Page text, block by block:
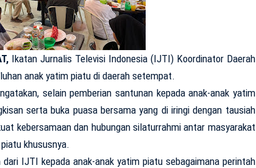
Ikatan Jurnalis Televisi Indonesia (IJTI) Koordinator Daerah
anak yatim piatu di daerah setempat.
selain pemberian santunan kepada anak-anak yatim
serta buka puasa bersama yang di iringi dengan tausiah
kebersamaan dan hubungan silaturrahmi antar masyarakat
khususnya.
IJTI kepada anak-anak yatim piatu sebagaimana perintah